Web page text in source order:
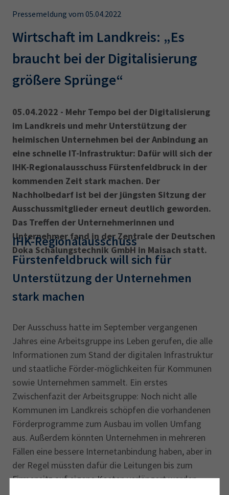
Leichte Sprache
IHK regional
EN
IHK Akademie
Magazin Log-in
Sachkundeprüfung
Berichtsheft
AEVO
34i
Betriebswirt Prüfbericht
Pressemeldung vom 05.04.2022
Wirtschaft im Landkreis: „Es
braucht bei der Digitalisierung
größere Sprünge“
05.04.2022 - Mehr Tempo bei der Digitalisierung
im Landkreis und mehr Unterstützung der
heimischen Unternehmen bei der Anbindung an
eine schnelle IT-Infrastruktur: Dafür will sich der
IHK-Regionalausschuss Fürstenfeldbruck in der
kommenden Zeit stark machen. Der
Nachholbedarf ist bei der jüngsten Sitzung der
Ausschussmitglieder erneut deutlich geworden.
Das Treffen der Unternehmerinnen und
Unternehmer fand in der Zentrale der Deutschen
Doka Schalungstechnik GmbH in Maisach statt.
‎IHK-Regionalausschuss
Fürstenfeldbruck will sich für
Unterstützung der Unternehmen
stark machen
Der Ausschuss hatte im September vergangenen
Jahres eine Arbeitsgruppe ins Leben gerufen, die alle
Informationen zum Stand der digitalen Infrastruktur
und staatliche Förder-möglichkeiten für Kommunen
sowie Unternehmen sammelt. Ein erstes
Zwischenfazit der Arbeitsgruppe: Noch nicht alle
Kommunen im Landkreis schöpfen die vorhandenen
Förderprogramme zum Ausbau im vollen Umfang
aus. Außerdem könnten Unternehmen in mehreren
Fällen eine bessere Internetanbindung haben, aber in
der Regel müssten dafür die Leitungen bis zum
Firmensitz auf eigene Kosten verlängert werden.